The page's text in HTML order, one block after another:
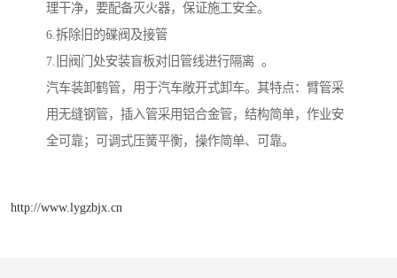
理干净，要配备灭火器，保证施工安全。
6.拆除旧的碟阀及接管
7.旧阀门处安装盲板对旧管线进行隔离 。
汽车装卸鹤管，用于汽车敞开式卸车。其特点：臂管采
用无缝钢管，插入管采用铝合金管，结构简单，作业安
全可靠；可调式压簧平衡，操作简单、可靠。
http://www.lygzbjx.cn